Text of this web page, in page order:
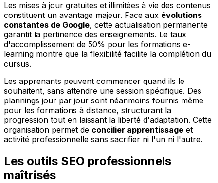
Les mises à jour gratuites et illimitées à vie des contenus
constituent un avantage majeur. Face aux évolutions
constantes de Google, cette actualisation permanente
garantit la pertinence des enseignements. Le taux
d'accomplissement de 50% pour les formations e-
learning montre que la flexibilité facilite la complétion du
cursus.
Les apprenants peuvent commencer quand ils le
souhaitent, sans attendre une session spécifique. Des
plannings jour par jour sont néanmoins fournis même
pour les formations à distance, structurant la
progression tout en laissant la liberté d'adaptation. Cette
organisation permet de concilier apprentissage et
activité professionnelle sans sacrifier ni l'un ni l'autre.
Les outils SEO professionnels
maîtrisés